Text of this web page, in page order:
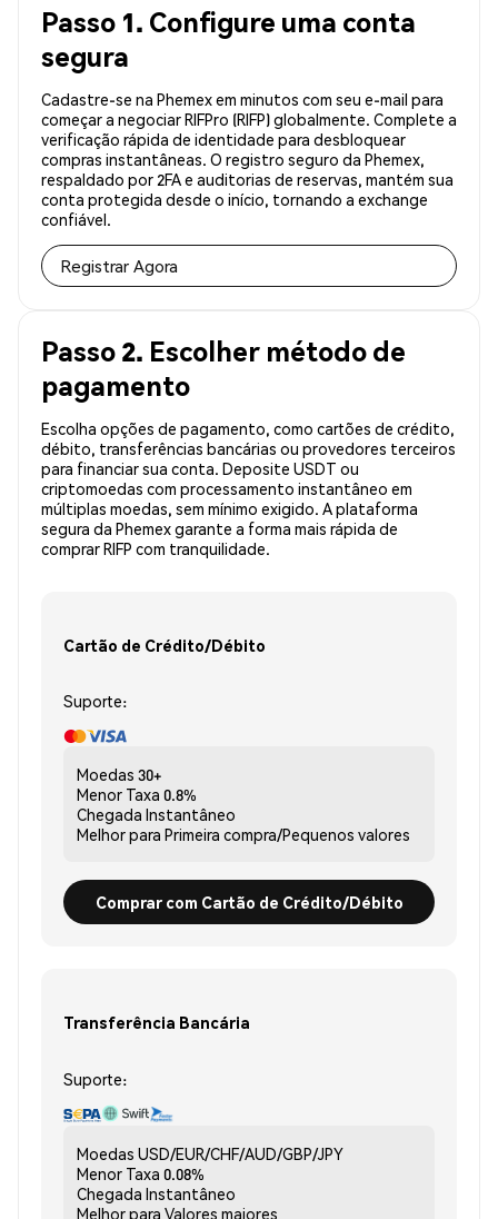
Passo 1. Configure uma conta
segura
Cadastre-se na Phemex em minutos com seu e-mail para
começar a negociar RIFPro (RIFP) globalmente. Complete a
verificação rápida de identidade para desbloquear
compras instantâneas. O registro seguro da Phemex,
respaldado por 2FA e auditorias de reservas, mantém sua
conta protegida desde o início, tornando a exchange
confiável.
Registrar Agora
Passo 2. Escolher método de
pagamento
Escolha opções de pagamento, como cartões de crédito,
débito, transferências bancárias ou provedores terceiros
para financiar sua conta. Deposite USDT ou
criptomoedas com processamento instantâneo em
múltiplas moedas, sem mínimo exigido. A plataforma
segura da Phemex garante a forma mais rápida de
comprar RIFP com tranquilidade.
Cartão de Crédito/Débito
Suporte:
Moedas 30+
Menor Taxa 0.8%
Chegada Instantâneo
Melhor para Primeira compra/Pequenos valores
Comprar com Cartão de Crédito/Débito
Transferência Bancária
Suporte:
Moedas USD/EUR/CHF/AUD/GBP/JPY
Menor Taxa 0.08%
Chegada Instantâneo
Melhor para Valores maiores